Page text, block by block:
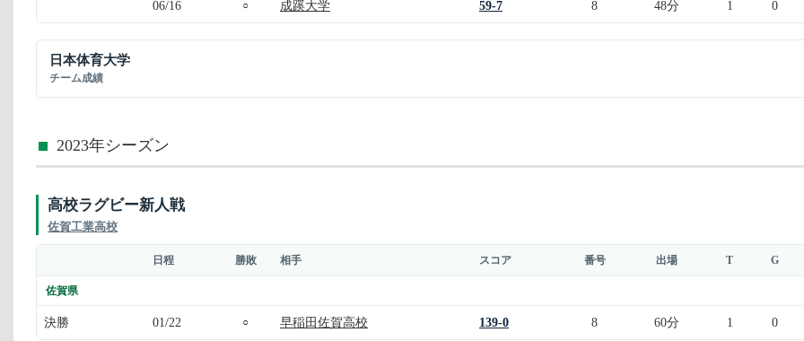
06/16 ○ 成蹊大学 59-7 8 48分 1 0
日本体育大学
チーム成績
2023年シーズン
高校ラグビー新人戦
佐賀工業高校
日程 勝敗 相手 スコア 番号 出場 T G
佐賀県
決勝 01/22 ○ 早稲田佐賀高校 139-0 8 60分 1 0